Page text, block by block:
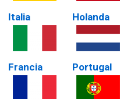
Italia
Francia
Holanda
Portugal